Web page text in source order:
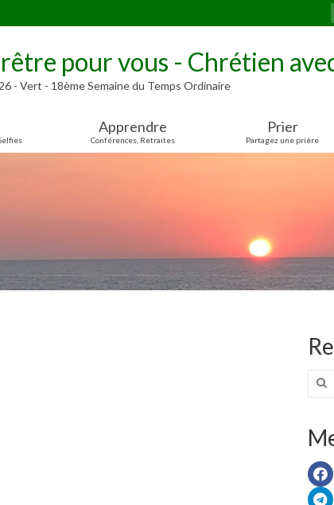
:
pour vous - Chrétien
- Vert - 18ème Semaine du Temps Ordinaire
Apprendre
Conférences, Retraites
Prier
Partagez une prière